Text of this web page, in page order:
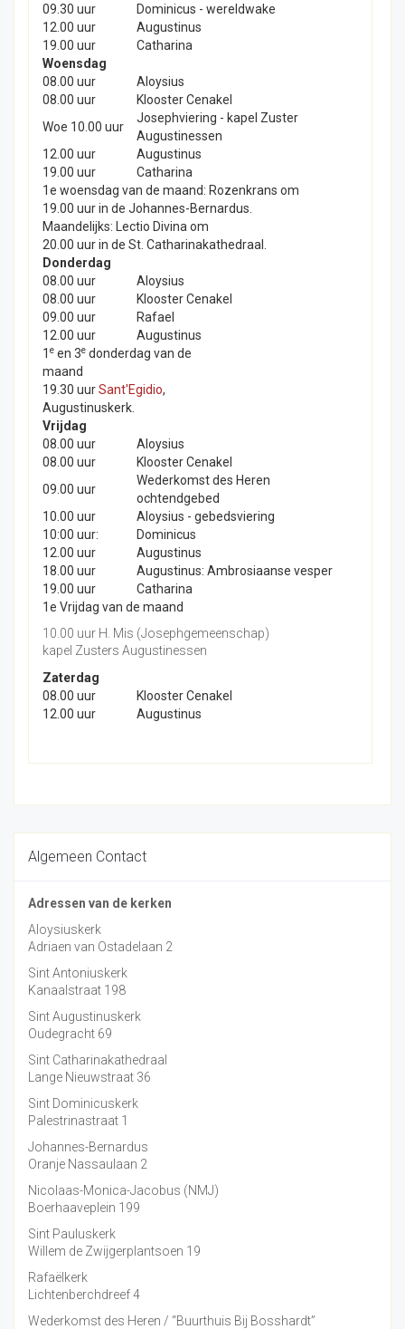
09.30 uur
Dominicus - wereldwake
12.00 uur
Augustinus
19.00 uur
Catharina
Woensdag
08.00 uur
Aloysius
08.00 uur
Klooster Cenakel
Woe 10.00 uur
Josephviering - kapel Zuster
Augustinessen
12.00 uur
Augustinus
19.00 uur
Catharina
1e woensdag van de maand: Rozenkrans om
19.00 uur in de Johannes-Bernardus.
Maandelijks: Lectio Divina om
20.00 uur in de St. Catharinakathedraal.
Donderdag
08.00 uur
Aloysius
08.00 uur
Klooster Cenakel
09.00 uur
Rafael
12.00 uur
Augustinus
1 e en 3e donderdag van de
maand
19.30 uurSant'Egidio,
Augustinuskerk.
Vrijdag
08.00 uur
Aloysius
08.00 uur
Klooster Cenakel
09.00 uur
Wederkomst des Heren
ochtendgebed
10.00 uur
Aloysius - gebedsviering
10:00 uur:
Dominicus
12.00 uur
Augustinus
18.00 uur
Augustinus: Ambrosiaanse vesper
19.00 uur
Catharina
1e Vrijdag van de maand
10.00 uur H. Mis (Josephgemeenschap)
kapel Zusters Augustinessen
Zaterdag
08.00 uur
Klooster Cenakel
12.00 uur
Augustinus
Algemeen Contact
Adressen van de kerken
Aloysiuskerk
Adriaen van Ostadelaan 2
Sint Antoniuskerk
Kanaalstraat 198
Sint Augustinuskerk
Oudegracht 69
Sint Catharinakathedraal
Lange Nieuwstraat 36
Sint Dominicuskerk
Palestrinastraat 1
Johannes-Bernardus
Oranje Nassaulaan 2
Nicolaas-Monica-Jacobus (NMJ)
Boerhaaveplein 199
Sint Pauluskerk
Willem de Zwijgerplantsoen 19
Rafaëlkerk
Lichtenberchdreef 4
Wederkomst des Heren / “Buurthuis Bij Bosshardt”